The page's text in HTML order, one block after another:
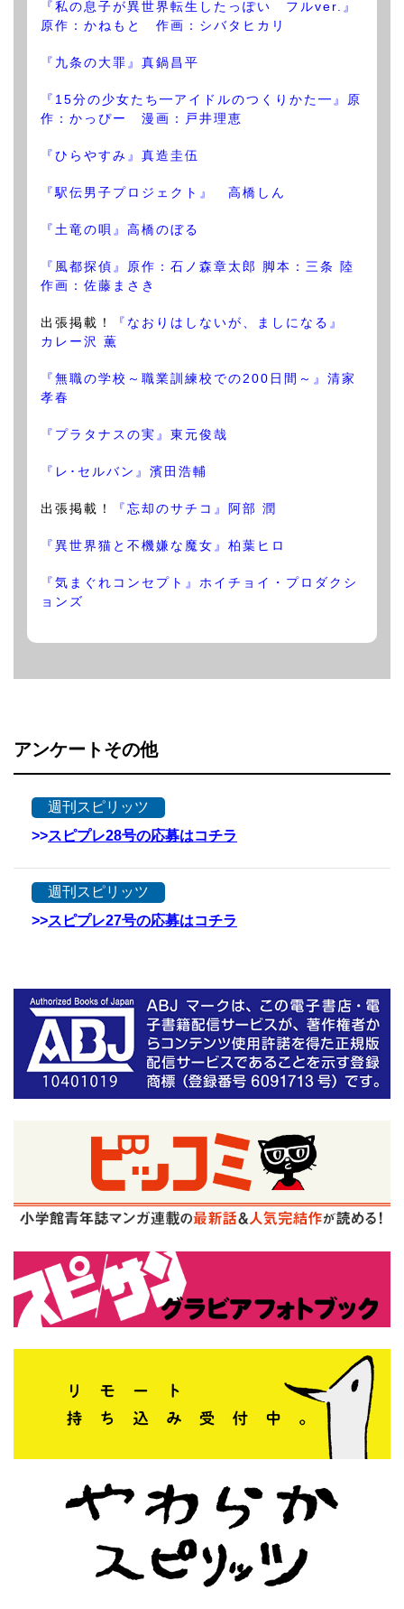
『私の息子が異世界転生したっぽい フルver.』
原作：かねもと 作画：シバタヒカリ
『九条の大罪』真鍋昌平
『15分の少女たち━アイドルのつくりかた━』原
作：かっぴー 漫画：戸井理恵
『ひらやすみ』真造圭伍
『駅伝男子プロジェクト』 高橋しん
『土竜の唄』高橋のぼる
『風都探偵』原作：石ノ森章太郎 脚本：三条 陸
作画：佐藤まさき
出張掲載！
『なおりはしないが、ましになる』
カレー沢 薫
『無職の学校～職業訓練校での200日間～』清家
孝春
『プラタナスの実』東元俊哉
『レ･セルバン』濱田浩輔
出張掲載！ 『忘却のサチコ』阿部 潤
『異世界猫と不機嫌な魔女』柏葉ヒロ
『気まぐれコンセプト』ホイチョイ・プロダクシ
ョンズ
アンケートその他
週刊スピリッツ
>>スピプレ28号の応募はコチラ
週刊スピリッツ
>>スピプレ27号の応募はコチラ